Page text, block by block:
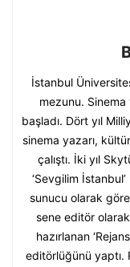
İstanbul
mezunu. Sinema
başladı. Dört yıl
sinema yazarı,
çalıştı. İki yıl
‘Sevgilim
sunucu olarak
sene editör olarak
hazırlanan
editörlüğünü yaptı.